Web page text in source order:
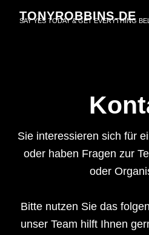
TONYROBBINS.DE
SAY YES TODAY & GET EVERYTHING
Sie interessieren sich für
oder haben Fragen zur
oder
Bitte nutzen Sie das
unser Team hilft Ihnen